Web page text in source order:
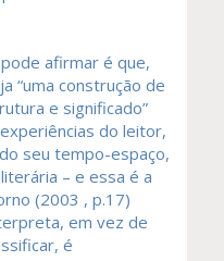
afirmar é que,
“uma construção de
e significado”
do leitor,
seu tempo-espaço,
– e essa é a
(2003 , p.17)
em vez de
é